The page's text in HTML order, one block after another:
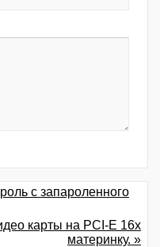
с запароленного
карты на PCI-E 16x
материнку. »